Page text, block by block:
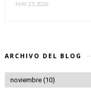
MAY 23, 2026
ARCHIVO DEL BLOG